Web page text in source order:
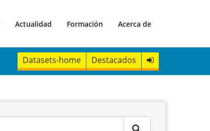
Actualidad Formación Acerca de
Datasets-home Destacados